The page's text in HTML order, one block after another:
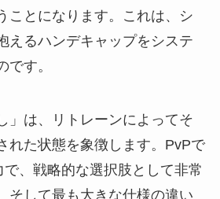
ことになります。これは、シ
えるハンデキャップをシステ
です。
」は、リトレーンによってそ
れた状態を象徴します。PvPで
、戦略的な選択肢として非常
そして最も大きな仕様の違い